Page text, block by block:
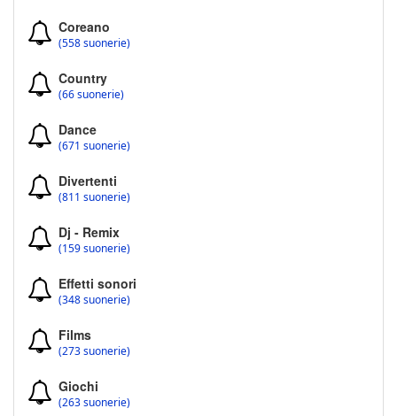
Coreano
(558 suonerie)
Country
(66 suonerie)
Dance
(671 suonerie)
Divertenti
(811 suonerie)
Dj - Remix
(159 suonerie)
Effetti sonori
(348 suonerie)
Films
(273 suonerie)
Giochi
(263 suonerie)